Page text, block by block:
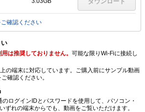
確認ください
は推奨しておりません。 可能な限りWi-Fiに接続し
の端末に対応しています。ご購入前にサンプル動画
確認ください。
のログインIDとパスワードを使用して、パソコン・
ずれの端末からでも、動画をご覧いただけます。